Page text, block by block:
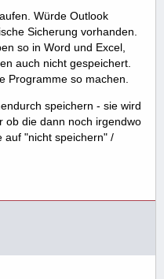
Würde Outlook
Sicherung vorhanden.
so in Word und Excel,
auch nicht gespeichert.
Programme so machen.
speichern - sie wird
ob die dann noch irgendwo
auf "nicht speichern" /